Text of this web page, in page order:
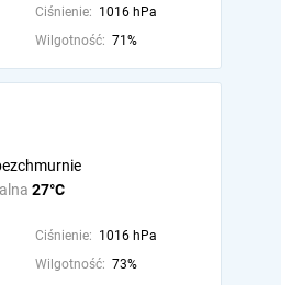
Ciśnienie: 1016 hPa
Wilgotność: 71%
27°C
Ciśnienie: 1016 hPa
Wilgotność: 73%